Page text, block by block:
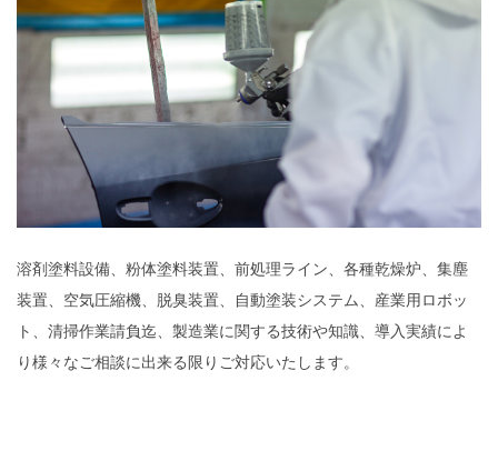
溶剤塗料設備、粉体塗料装置、前処理ライン、各種乾燥炉、集塵
装置、空気圧縮機、脱臭装置、自動塗装システム、産業用ロボッ
ト、清掃作業請負迄、製造業に関する技術や知識、導入実績によ
り様々なご相談に出来る限りご対応いたします。